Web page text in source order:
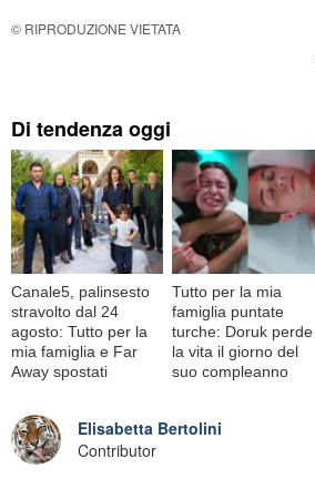
© RIPRODUZIONE VIETATA
Di tendenza oggi
Canale5, palinsesto
stravolto dal 24
agosto: Tutto per la
mia famiglia e Far
Away spostati
Tutto per la mia
famiglia puntate
turche: Doruk perde
la vita il giorno del
suo compleanno
Elisabetta Bertolini
Contributor